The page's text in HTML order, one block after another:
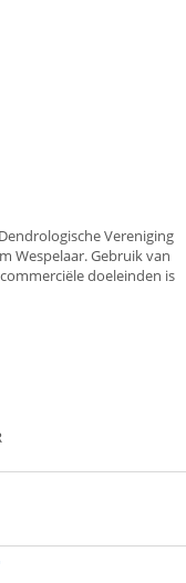
Vereniging
Wespelaar. Gebruik van
doeleinden is